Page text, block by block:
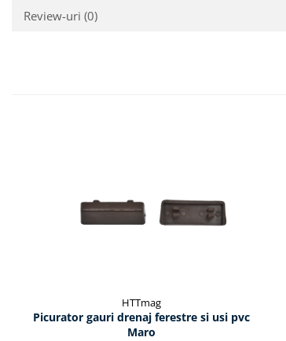
Review-uri (0)
HTTmag
Picurator gauri drenaj ferestre si usi pvc
Maro